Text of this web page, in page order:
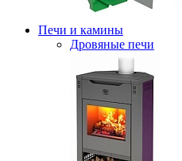
Печи и камины
Дровяные печи